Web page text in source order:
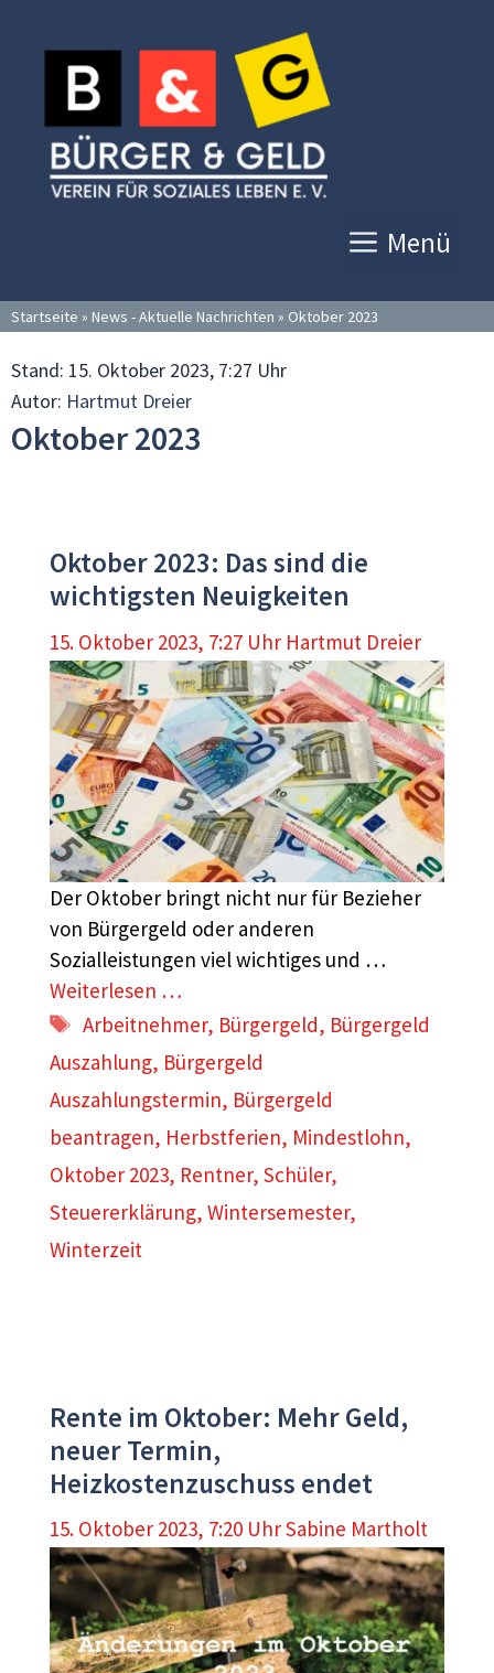
Inhalt
springen
Menü
Startseite » News - Aktuelle Nachrichten » Oktober 2023
Stand: 15. Oktober 2023, 7:27 Uhr
Autor: Hartmut Dreier
Oktober 2023
Oktober 2023: Das sind die
wichtigsten Neuigkeiten
15. Oktober 2023, 7:27 Uhr Hartmut Dreier
Der Oktober bringt nicht nur für Bezieher
von Bürgergeld oder anderen
Sozialleistungen viel wichtiges und …
Weiterlesen …
Schlagwörter
Arbeitnehmer, Bürgergeld, Bürgergeld
Auszahlung, Bürgergeld
Auszahlungstermin, Bürgergeld
beantragen, Herbstferien, Mindestlohn,
Oktober 2023, Rentner, Schüler,
Steuererklärung, Wintersemester,
Winterzeit
Rente im Oktober: Mehr Geld,
neuer Termin,
Heizkostenzuschuss endet
15. Oktober 2023, 7:20 UhrSabine Martholt